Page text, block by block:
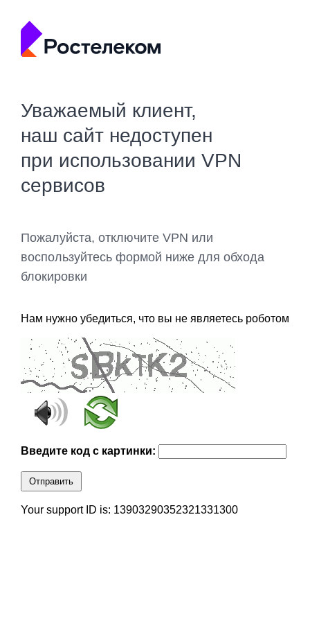
Уважаемый клиент,
наш сайт недоступен
при использовании VPN
сервисов
Пожалуйста, отключите VPN или
воспользуйтесь формой ниже для обхода
блокировки
Нам нужно убедиться, что вы не являетесь роботом
Введите код с картинки:
Отправить
Your support ID is: 13903290352321331300